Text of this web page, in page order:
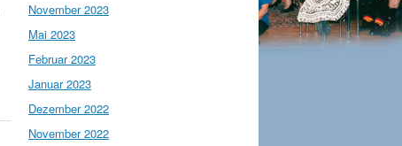
November 2023
Mai 2023
Februar 2023
Januar 2023
Dezember 2022
November 2022